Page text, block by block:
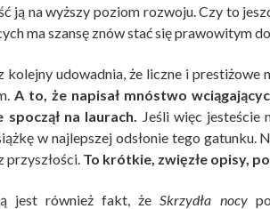
ją na wyższy poziom rozwoju. Czy to
ma szansę znów stać się prawowitym
kolejny udowadnia, że liczne i prestiżowe
A to, że napisał mnóstwo
spoczął na laurach. Jeśli więc jesteście
w najlepszej odsłonie tego gatunku.
przyszłości. To krótkie, zwięzłe opisy,
jest również fakt, żeSkrzydła nocy